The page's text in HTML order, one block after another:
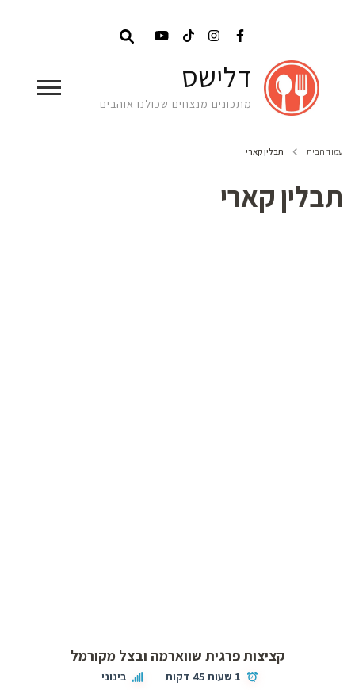
דלישס
מתכונים מנצחים שכולנו אוהבים
עמוד הבית תבלין קארי
תבלין קארי
קציצות פרגית שווארמה ובצל מקורמל
1 שעות 45 דקות בינוני